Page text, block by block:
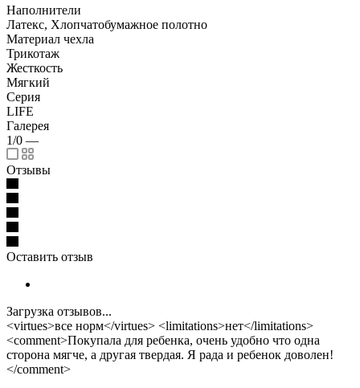
Наполнители
Латекс, Хлопчатобумажное полотно
Материал чехла
Трикотаж
Жесткость
Мягкий
Серия
LIFE
Галерея
1/0 —
Отзывы
Оставить отзыв
Загрузка отзывов...
<virtues>все норм</virtues> <limitations>нет</limitations>
<comment>Покупала для ребенка, очень удобно что одна
сторона мягче, а другая твердая. Я рада и ребенок доволен!
</comment>